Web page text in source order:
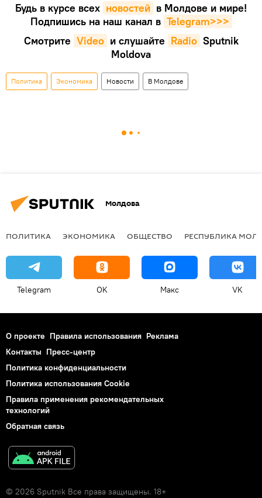
Будь в курсе всех новостей в Молдове и мире!
Подпишись на наш канал в Telegram>>>
Смотрите Video и слушайте Radio Sputnik
Moldova
Политика Экономика Новости В Молдове
Молдова
ПОЛИТИКА ЭКОНОМИКА ОБЩЕСТВО РЕСПУБЛИКА
Telegram OK Макс VK
О проекте Правила использования Реклама
Контакты Пресс-центр
Политика конфиденциальности
Политика использования Cookie
Правила применения рекомендательных
технологий
Обратная связь
© 2026 Sputnik Все права защищены. 18+